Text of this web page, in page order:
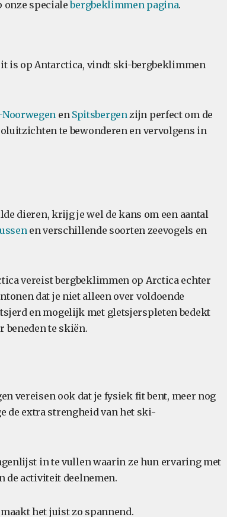
onze specialebergbeklimmen pagina.
is op Antarctica, vindt ski-bergbeklimmen
en Spitsbergenzijn perfect om de
te bewonderen en vervolgens in
dieren, krijg je wel de kans om een aantal
en verschillende soorten zeevogels en
vereist bergbeklimmen op Arctica echter
dat je niet alleen over voldoende
en mogelijk met gletsjerspleten bedekt
beneden te skiën.
vereisen ook dat je fysiek fit bent, meer nog
de extra strengheid van het ski-
in te vullen waarin ze hun ervaring met
de activiteit deelnemen.
het juist zo spannend.